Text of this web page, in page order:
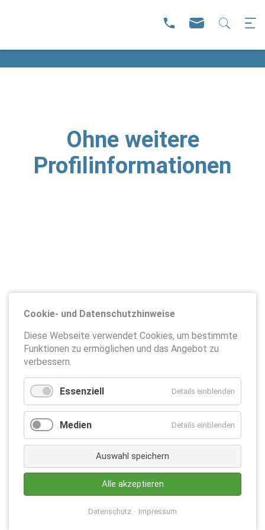
Ohne weitere
Profilinformationen
Datenschutz
Cookie- und Datenschutzhinweise
Diese Webseite verwendet Cookies, um bestimmte
Funktionen zu ermöglichen und das Angebot zu
verbessern.
Essenziell Details einblenden
Medien Details einblenden
Auswahl speichern
Alle akzeptieren
Datenschutz Impressum